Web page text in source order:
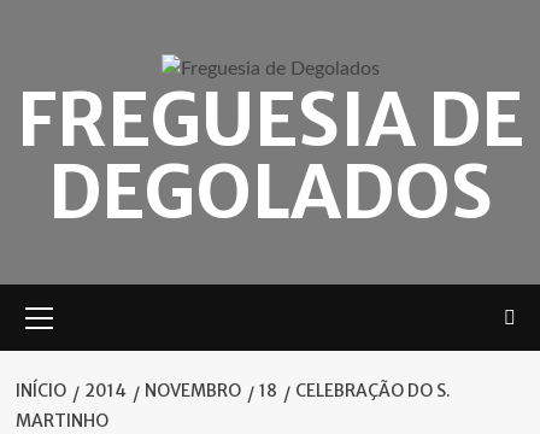
FREGUESIA DE
DEGOLADOS
principal
INÍCIO 2014 NOVEMBRO 18
CELEBRAÇÃO DO S.
MARTINHO